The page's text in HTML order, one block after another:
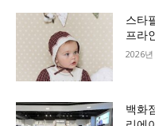
스타
프라
2026
백화